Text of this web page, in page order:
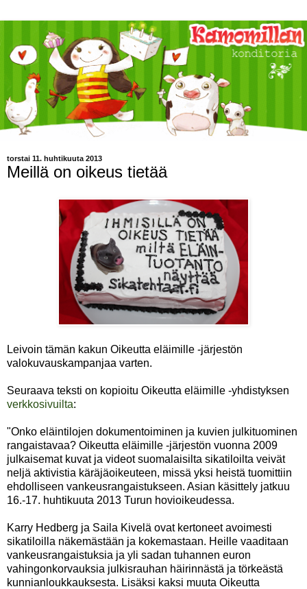
torstai 11. huhtikuuta 2013
Meillä on oikeus tietää
Leivoin tämän kakun Oikeutta eläimille -järjestön
valokuvauskampanjaa varten.
Seuraava teksti on kopioitu Oikeutta eläimille -yhdistyksen
verkkosivuilta:
"Onko eläintilojen dokumentoiminen ja kuvien julkituominen
rangaistavaa? Oikeutta eläimille -järjestön vuonna 2009
julkaisemat kuvat ja videot suomalaisilta sikatiloilta veivät
neljä aktivistia käräjäoikeuteen, missä yksi heistä tuomittiin
ehdolliseen vankeusrangaistukseen. Asian käsittely jatkuu
16.-17. huhtikuuta 2013 Turun hovioikeudessa.
Karry Hedberg ja Saila Kivelä ovat kertoneet avoimesti
sikatiloilla näkemästään ja kokemastaan. Heille vaaditaan
vankeusrangaistuksia ja yli sadan tuhannen euron
vahingonkorvauksia julkisrauhan häirinnästä ja törkeästä
kunnianloukkauksesta. Lisäksi kaksi muuta Oikeutta